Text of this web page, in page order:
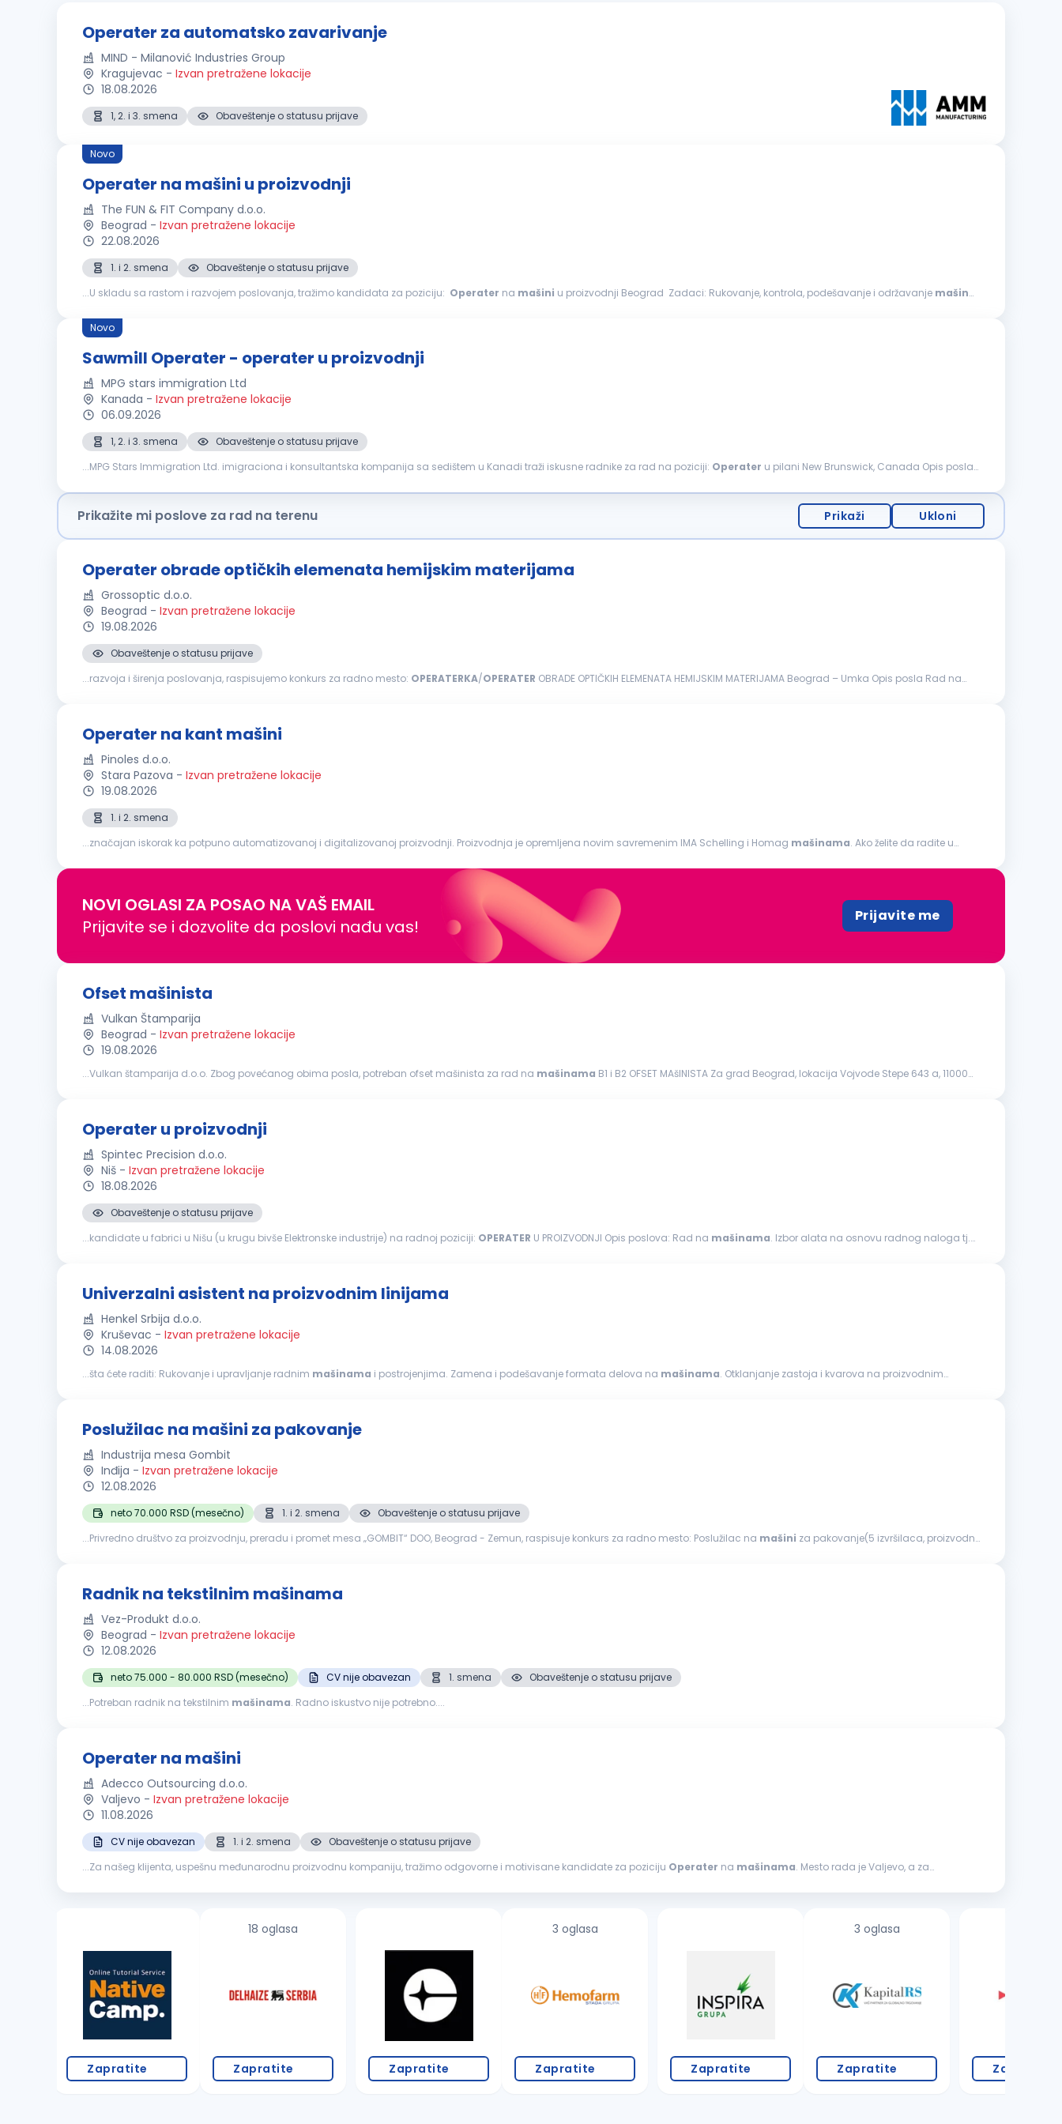
Operater za automatsko zavarivanje
MIND - Milanović Industries Group
Kragujevac - Izvan pretražene lokacije
18.08.2026
1, 2. i 3. smena Obaveštenje o statusu prijave
Novo
Operater na mašini u proizvodnji
The FUN & FIT Company d.o.o.
Beograd - Izvan pretražene lokacije
22.08.2026
1. i 2. smena
Obaveštenje o statusu prijave
...U skladu sa rastom i razvojem poslovanja, tražimo kandidata za poziciju: Operater na mašini u proizvodnji Beograd Zadaci: Rukovanje, kontrola, podešavanje i održavanje mašina
Novo
Sawmill Operater - operater u proizvodnji
MPG stars immigration Ltd
Kanada - Izvan pretražene lokacije
06.09.2026
1, 2. i 3. smena
Obaveštenje o statusu prijave
...MPG Stars Immigration Ltd. imigraciona i konsultantska kompanija sa sedištem u Kanadi traži iskusne radnike za rad na poziciji: Operater u pilani New Brunswick, Canada Opis posla:
Prikažite mi poslove za rad na terenu Prikaži Ukloni
Operater obrade optičkih elemenata hemijskim materijama
Grossoptic d.o.o.
Beograd - Izvan pretražene lokacije
19.08.2026
Obaveštenje o statusu prijave
...razvoja i širenja poslovanja, raspisujemo konkurs za radno mesto: OPERATERKA/OPERATER OBRADE OPTIČKIH ELEMENATA HEMIJSKIM MATERIJAMA Beograd – Umka Opis posla Rad na
Operater na kant mašini
Pinoles d.o.o.
Stara Pazova - Izvan pretražene lokacije
19.08.2026
1. i 2. smena
...značajan iskorak ka potpuno automatizovanoj i digitalizovanoj proizvodnji. Proizvodnja je opremljena novim savremenim IMA Schelling i Homag mašinama. Ako želite da radite u
NOVI OGLASI ZA POSAO NA VAŠ EMAIL
Prijavite se i dozvolite da poslovi nađu vas!
Prijavite me
Ofset mašinista
Vulkan Štamparija
Beograd - Izvan pretražene lokacije
19.08.2026
...Vulkan štamparija d.o.o. Zbog povećanog obima posla, potreban ofset mašinista za rad na mašinama B1 i B2 OFSET MAšINISTA Za grad Beograd, lokacija Vojvode Stepe 643 a, 11000
Operater u proizvodnji
Spintec Precision d.o.o.
Niš - Izvan pretražene lokacije
18.08.2026
Obaveštenje o statusu prijave
...kandidate u fabrici u Nišu (u krugu bivše Elektronske industrije) na radnoj poziciji: OPERATER U PROIZVODNJI Opis poslova: Rad na mašinama. Izbor alata na osnovu radnog naloga tj.
Univerzalni asistent na proizvodnim linijama
Henkel Srbija d.o.o.
Kruševac - Izvan pretražene lokacije
14.08.2026
...šta ćete raditi: Rukovanje i upravljanje radnim mašinama i postrojenjima. Zamena i podešavanje formata delova na mašinama. Otklanjanje zastoja i kvarova na proizvodnim
Poslužilac na mašini za pakovanje
Industrija mesa Gombit
Inđija - Izvan pretražene lokacije
12.08.2026
neto 70.000 RSD (mesečno) 1. i 2. smena
Obaveštenje o statusu prijave
...Privredno društvo za proizvodnju, preradu i promet mesa „GOMBIT“ DOO, Beograd - Zemun, raspisuje konkurs za radno mesto: Poslužilac na mašini za pakovanje(5 izvršilaca, proizvodni
Radnik na tekstilnim mašinama
Vez-Produkt d.o.o.
Beograd - Izvan pretražene lokacije
12.08.2026
neto 75.000 - 80.000 RSD (mesečno) CV nije obavezan 1. smena
Obaveštenje o statusu prijave
...Potreban radnik na tekstilnim mašinama. Radno iskustvo nije potrebno....
Operater na mašini
Adecco Outsourcing d.o.o.
Valjevo - Izvan pretražene lokacije
11.08.2026
CV nije obavezan 1. i 2. smena
Obaveštenje o statusu prijave
...Za našeg klijenta, uspešnu međunarodnu proizvodnu kompaniju, tražimo odgovorne i motivisane kandidate za poziciju Operater na mašinama. Mesto rada je Valjevo, a za
Zapratite
18 oglasa
Zapratite Zapratite
3 oglasa
Zapratite Zapratite
3 oglasa
Zapratite Zapratite